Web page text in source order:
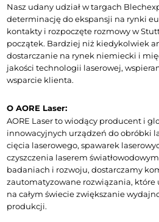
Nasz udany udział w targach
determinację do ekspansji na rynki
kontakty i rozpoczęte rozmowy w
początek. Bardziej niż kiedykolwiek
dostarczanie na rynek niemiecki i
jakości technologii laserowej,
wsparcie klienta.
O AORE Laser:
AORE Laser to wiodący producent i
innowacyjnych urządzeń do obróbki
cięcia laserowego, spawarek
czyszczenia laserem
badaniach i rozwoju, dostarczamy
zautomatyzowane rozwiązania, które
na całym świecie zwiększanie
produkcji.